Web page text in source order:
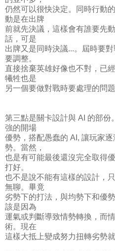
仍然可以很快決定。同時行動
動是在出牌
前就先決議，這樣會有誰要先
話，可是
出牌又是同時決議...。屆時要
要調整。
直接捨棄英雄好像也不對，已
犧牲也是
另一個要做對戰時要處理的問題
第三點是關卡設計與 AI 的部份
強的開場
優勢，搭配愚蠢的 AI, 讓玩家
勢。當然，
也是有可能最後還沒完全取得
打好。
也不是說不能有這樣的設計，
無聊。畢竟
劣勢下的打法，與均勢下和優
該是因為
運氣或判斷導致情勢轉換，而
術。現在
這樣大抵上變成努力扭轉劣勢